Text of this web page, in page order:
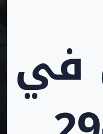
في